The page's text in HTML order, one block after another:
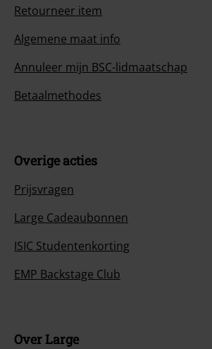
Retourneer item
Algemene maat info
Annuleer mijn BSC-lidmaatschap
Betaalmethodes
Overige acties
Prijsvragen
Large Cadeaubonnen
ISIC Studentenkorting
EMP Backstage Club
Over Large